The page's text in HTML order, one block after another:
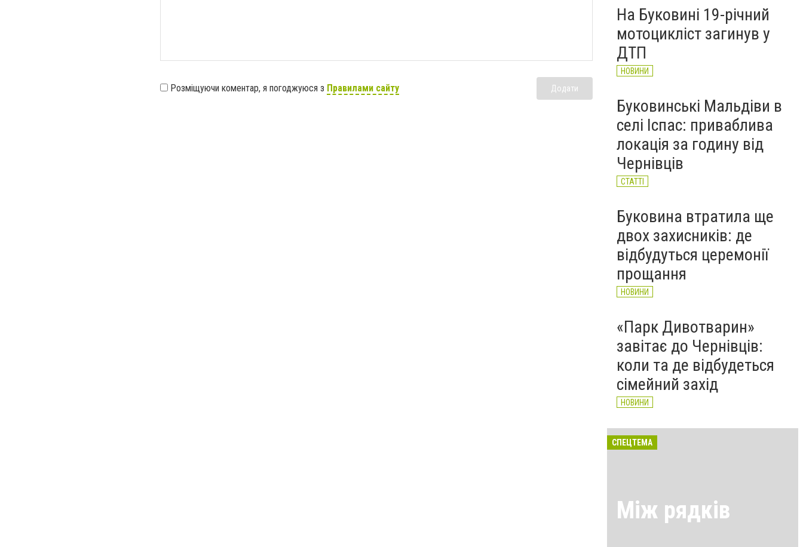
Розміщуючи коментар, я погоджуюся з Правилами сайту Додати
На Буковині 19-річний
мотоцикліст загинув у
ДТП
НОВИНИ
Буковинські Мальдіви в
селі Іспас: приваблива
локація за годину від
Чернівців
СТАТТІ
Буковина втратила ще
двох захисників: де
відбудуться церемонії
прощання
НОВИНИ
«Парк Дивотварин»
завітає до Чернівців:
коли та де відбудеться
сімейний захід
НОВИНИ
СПЕЦТЕМА
Між рядків